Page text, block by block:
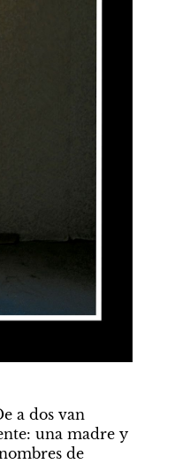
a dos van
una madre y
de